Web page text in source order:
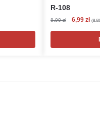
R-108
8,90zł
Pierwotna
8,90 zł.
6,99 zł (